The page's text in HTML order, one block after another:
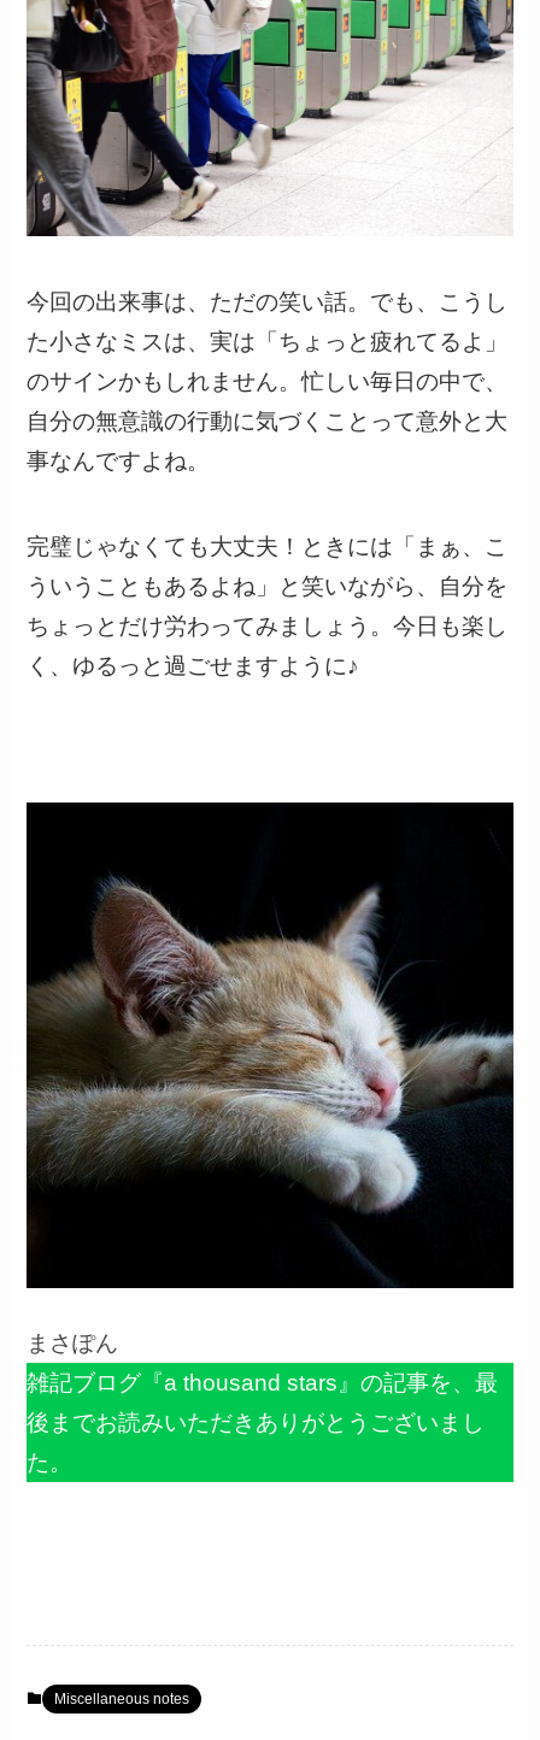
今回の出来事は、ただの笑い話。でも、こうし
た小さなミスは、実は「ちょっと疲れてるよ」
のサインかもしれません。忙しい毎日の中で、
自分の無意識の行動に気づくことって意外と大
事なんですよね。
完璧じゃなくても大丈夫！ときには「まぁ、こ
ういうこともあるよね」と笑いながら、自分を
ちょっとだけ労わってみましょう。今日も楽し
く、ゆるっと過ごせますように♪
まさぽん
雑記ブログ『a thousand stars』の記事を、最
後までお読みいただきありがとうございまし
た。
Miscellaneous notes